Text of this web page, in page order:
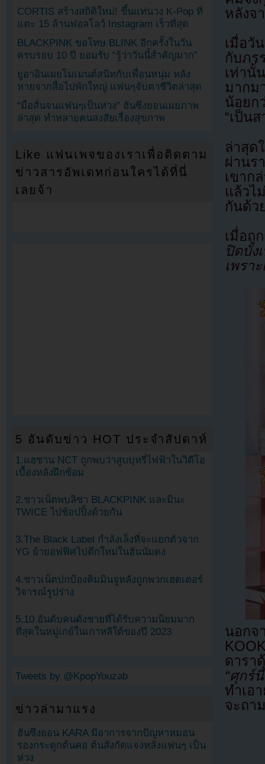
หลังจ
เมื่อวั
กับภร
เท่า
มากม
น้อยก
“เป็น
ล่าสุด
ผ่านร
เขาก
แล้วไ
กันด้ว
เมื่อถู
ปิดบั
เพรา
นอกจ
ดารา
“ศุกร์
ทำเอ
จะถา
CORTIS สร้างสถิติใหม่! ขึ้นแท่นวง K-Pop ที่
แตะ 15 ล้านฟอลโลว์ Instagram เร็วที่สุด
BLACKPINK ขอโทษ BLINK อีกครั้งในวัน
ครบรอบ 10 ปี ยอมรับ “รู้ว่าวันนี้สำคัญมาก”
ยูอาอินเผยโมเมนต์สนิทกับเพื่อนหนุ่ม หลัง
หายจากสื่อไปพักใหญ่ แฟนๆจับตาชีวิตล่าสุด
“มือสั่นจนแฟนๆเป็นห่วง” ฮันซึงยอนเผยภาพ
ล่าสุด ทำหลายคนสงสัยเรื่องสุขภาพ
Like แฟนเพจของเราเพื่อติดตาม
ข่าวสารอัพเดทก่อนใครได้ที่นี่
เลยจ้า
5 อันดับข่าว HOT ประจำสัปดาห์
1.แฮชาน NCT ถูกพบว่าสูบบุหรี่ไฟฟ้าในวิดีโอ
เบื้องหลังฝึกซ้อม
2.ชาวเน็ตพบลิซ่า BLACKPINK และมินะ
TWICE ไปช้อปปิ้งด้วยกัน
3.The Black Label กำลังเล็งที่จะแยกตัวจาก
YG ย้ายอฟฟิศไปตึกใหม่ในฮันนัมดง
4.ชาวเน็ตปกป้องคิมมินจูหลังถูกพวกเฮดเตอร์
วิจารณ์รูปร่าง
5.10 อันดับคนดังชายที่ได้รับความนิยมมาก
ที่สุดในหมู่เกย์ในเกาหลีใต้ของปี 2023
Tweets by @KpopYouzab
ข่าวล่ามาแรง
ฮันซึงยอน KARA มีอาการจากปัญหาหมอน
รองกระดูกต้นคอ ต้นสังกัดแจงหลังแฟนๆ เป็น
ห่วง